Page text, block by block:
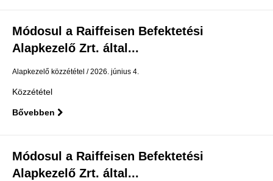
Módosul a Raiffeisen Befektetési
Alapkezelő Zrt. által...
Alapkezelő közzététel 2026. június 4.
Közzététel
Bővebben
Módosul a Raiffeisen Befektetési
Alapkezelő Zrt. által...